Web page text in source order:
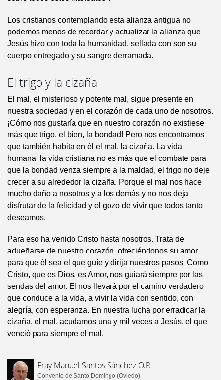
Los cristianos contemplando esta alianza antigua no
podemos menos de recordar y actualizar la alianza que
Jesús hizo con toda la humanidad, sellada con son su
cuerpo entregado y su sangre derramada.
El trigo y la cizaña
El mal, el misterioso y potente mal, sigue presente en
nuestra sociedad y en el corazón de cada uno de nosotros.
¡Cómo nos gustaría que en nuestro corazón no existiese
más que trigo, el bien, la bondad! Pero nos encontramos
que también habita en él el mal, la cizaña. La vida
humana, la vida cristiana no es más que el combate para
que la bondad venza siempre a la maldad, el trigo no deje
crecer a su alrededor la cizaña. Porque el mal nos hace
mucho daño a nosotros y a los demás y no nos deja
disfrutar de la felicidad y el gozo de vivir que todos tanto
deseamos.
Para eso ha venido Cristo hasta nosotros. Trata de
adueñarse de nuestro corazón ofreciéndonos su amor
para que él sea el que guíe y dirija nuestros pasos. Como
Cristo, que es Dios, es Amor, nos guiará siempre por las
sendas del amor. El nos llevará por el camino verdadero
que conduce a la vida, a vivir la vida con sentido, con
alegría, con esperanza. En nuestra lucha por erradicar la
cizaña, el mal, acudamos una y mil veces a Jesús, el que
venció para siempre el mal.
Fray Manuel Santos Sánchez O.P.
Convento de Santo Domingo (Oviedo)